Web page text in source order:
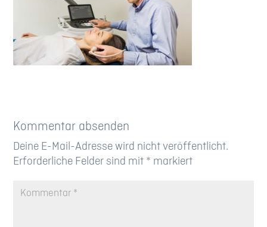
Kommentar absenden
Deine E-Mail-Adresse wird nicht veröffentlicht.
Erforderliche Felder sind mit * markiert